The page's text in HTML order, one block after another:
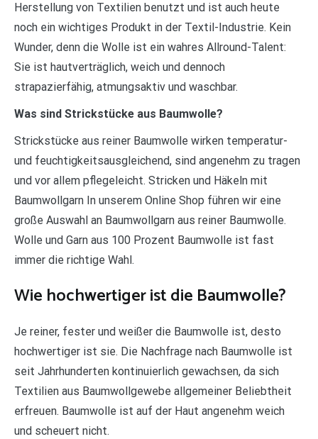
Herstellung von Textilien benutzt und ist auch heute
noch ein wichtiges Produkt in der Textil-Industrie. Kein
Wunder, denn die Wolle ist ein wahres Allround-Talent:
Sie ist hautverträglich, weich und dennoch
strapazierfähig, atmungsaktiv und waschbar.
Was sind Strickstücke aus Baumwolle?
Strickstücke aus reiner Baumwolle wirken temperatur-
und feuchtigkeitsausgleichend, sind angenehm zu tragen
und vor allem pflegeleicht. Stricken und Häkeln mit
Baumwollgarn In unserem Online Shop führen wir eine
große Auswahl an Baumwollgarn aus reiner Baumwolle.
Wolle und Garn aus 100 Prozent Baumwolle ist fast
immer die richtige Wahl.
Wie hochwertiger ist die Baumwolle?
Je reiner, fester und weißer die Baumwolle ist, desto
hochwertiger ist sie. Die Nachfrage nach Baumwolle ist
seit Jahrhunderten kontinuierlich gewachsen, da sich
Textilien aus Baumwollgewebe allgemeiner Beliebtheit
erfreuen. Baumwolle ist auf der Haut angenehm weich
und scheuert nicht.